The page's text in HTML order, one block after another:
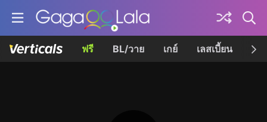
ฟรี BL/วาย เกย์ เลสเบี้ยน เค